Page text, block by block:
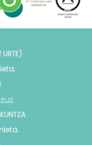
URTE)